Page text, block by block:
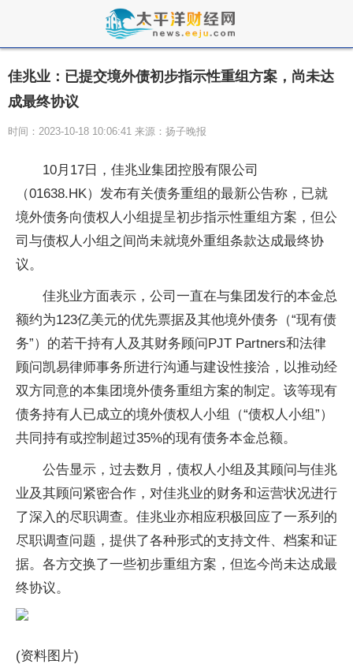
佳兆业：已提交境外债初步指示性重组方案，尚未达
成最终协议
时间：2023-10-18 10:06:41 来源：扬子晚报
10月17日，佳兆业集团控股有限公司
（01638.HK）发布有关债务重组的最新公告称，已就
境外债务向债权人小组提呈初步指示性重组方案，但公
司与债权人小组之间尚未就境外重组条款达成最终协
议。
佳兆业方面表示，公司一直在与集团发行的本金总
额约为123亿美元的优先票据及其他境外债务（“现有债
务”）的若干持有人及其财务顾问PJT Partners和法律
顾问凯易律师事务所进行沟通与建设性接洽，以推动经
双方同意的本集团境外债务重组方案的制定。该等现有
债务持有人已成立的境外债权人小组（“债权人小组”）
共同持有或控制超过35%的现有债务本金总额。
公告显示，过去数月，债权人小组及其顾问与佳兆
业及其顾问紧密合作，对佳兆业的财务和运营状况进行
了深入的尽职调查。佳兆业亦相应积极回应了一系列的
尽职调查问题，提供了各种形式的支持文件、档案和证
据。各方交换了一些初步重组方案，但迄今尚未达成最
终协议。
(资料图片)